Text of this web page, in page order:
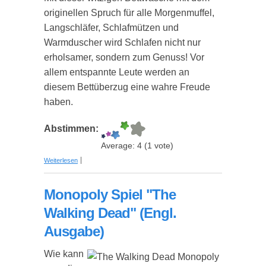
originellen Spruch für alle Morgenmuffel,
Langschläfer, Schlafmützen und
Warmduscher wird Schlafen nicht nur
erholsamer, sondern zum Genuss! Vor
allem entspannte Leute werden an
diesem Bettüberzug eine wahre Freude
haben.
Abstimmen:
Average: 4 (1 vote)
Weiterlesen über Bettwäsche "Der frühe Vogel"
Monopoly Spiel "The
Walking Dead" (Engl.
Ausgabe)
Wie kann